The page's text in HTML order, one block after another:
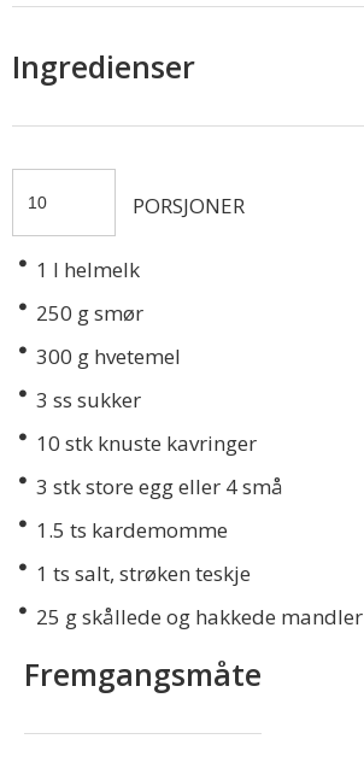
Ingredienser
PORSJONER
1 l helmelk
250 g smør
300 g hvetemel
3 ss sukker
10 stk knuste kavringer
3 stk store egg eller 4 små
1.5 ts kardemomme
1 ts salt, strøken teskje
25 g skållede og hakkede mandler
Fremgangsmåte